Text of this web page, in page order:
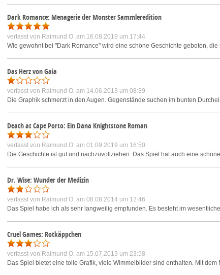
Dark Romance: Menagerie der Monster Sammleredition
verfasst von Raimund O. am 16.08.2019 um 17:44
Wie gewohnt bei "Dark Romance" wird eine schöne Geschichte geboten,
Das Herz von Gaia
verfasst von Raimund O. am 14.06.2013 um 08:39
Die Graphik schmerzt in den Augen. Gegenstände suchen im bunten
Death at Cape Porto: Ein Dana Knightstone Roman
verfasst von Raimund O. am 01.09.2019 um 16:50
Die Geschichte ist gut und nachzuvollziehen. Das Spiel hat auch eine
Dr. Wise: Wunder der Medizin
verfasst von Raimund O. am 08.08.2014 um 12:46
Das Spiel habe ich als sehr langweilig empfunden. Es besteht im
Cruel Games: Rotkäppchen
verfasst von Raimund O. am 15.07.2013 um 23:58
Das Spiel bietet eine tolle Grafik, viele Wimmelbilder sind enthalten. Mit